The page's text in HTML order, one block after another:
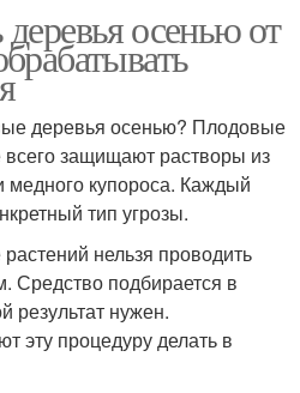
осенью от
деревья осенью? Плодовые
защищают растворы из
купороса. Каждый
тип угрозы.
нельзя проводить
Средство подбирается в
результат нужен.
эту процедуру делать в